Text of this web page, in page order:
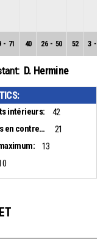
- 71 40 26 - 50 52 3 -
D. Hermine
intérieurs:
42
Points en contre-attaque:
21
13